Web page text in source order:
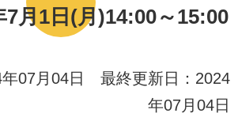
7月1日(月)14:00～15:00
年07月04日 最終更新日：2024
年07月04日